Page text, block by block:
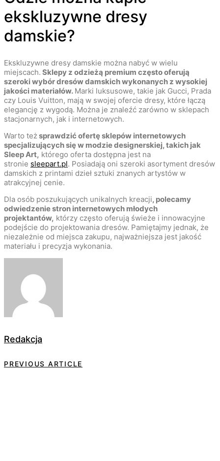
ekskluzywne dresy
damskie?
Ekskluzywne dresy damskie można nabyć w wielu
miejscach. Sklepy z odzieżą premium często oferują
szeroki wybór dresów damskich wykonanych z wysokiej
jakości materiałów. Marki luksusowe, takie jak Gucci, Prada
czy Louis Vuitton, mają w swojej ofercie dresy, które łączą
elegancję z wygodą. Można je znaleźć zarówno w sklepach
stacjonarnych, jak i internetowych.
Warto teżsprawdzić ofertę sklepów internetowych
specjalizujących się w modzie designerskiej, takich jak
Sleep Art, którego oferta dostępna jest na
stronie sleepart.pl. Posiadają oni szeroki asortyment dresów
damskich z printami dzieł sztuki znanych artystów w
atrakcyjnej cenie.
Dla osób poszukujących unikalnych kreacji, polecamy
odwiedzenie stron internetowych młodych
projektantów, którzy często oferują świeże i innowacyjne
podejście do projektowania dresów. Pamiętajmy jednak, że
niezależnie od miejsca zakupu, najważniejsza jest jakość
materiału i precyzja wykonania.
Redakcja
PREVIOUS ARTICLE